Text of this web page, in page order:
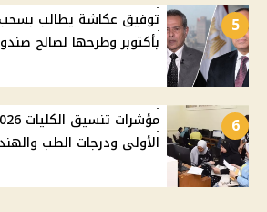
5
بأكتوبر وطرحها لصالح
6
الأولى ودرجات الطب